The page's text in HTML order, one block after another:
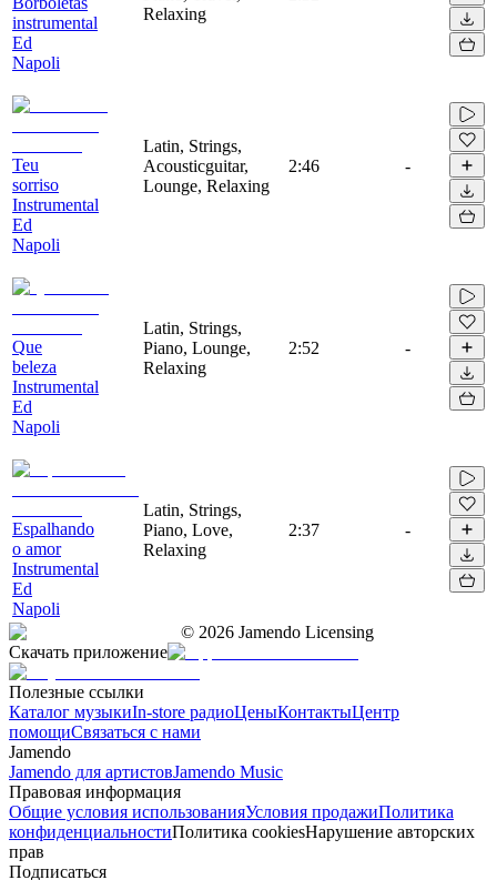
instrumental
Ed
Napoli
Relaxing
Teu
sorriso
Instrumental
Ed
Napoli
Latin, Strings,
Acousticguitar,
Lounge, Relaxing
2:46 -
Que
beleza
Instrumental
Ed
Napoli
Latin, Strings,
Piano, Lounge,
Relaxing
2:52 -
Espalhando
o amor
Instrumental
Ed
Napoli
Latin, Strings,
Piano, Love,
Relaxing
2:37 -
© 2026 Jamendo Licensing
Скачать приложение
Полезные ссылки
Каталог музыкиIn-store радиоЦеныКонтактыЦентр
помощиСвязаться с нами
Jamendo
Jamendo для артистовJamendo Music
Правовая информация
Общие условия использованияУсловия продажиПолитика
конфиденциальностиПолитика cookiesНарушение авторских
прав
Подписаться